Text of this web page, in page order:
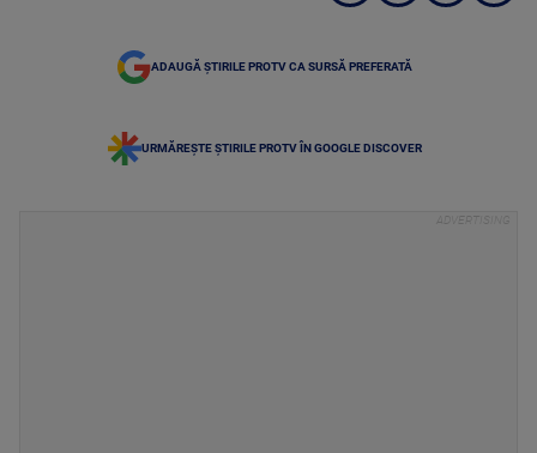
ADAUGĂ ȘTIRILE PROTV CA SURSĂ PREFERATĂ
URMĂREȘTE ȘTIRILE PROTV ÎN GOOGLE DISCOVER